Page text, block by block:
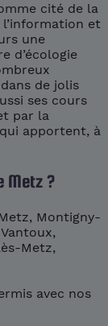
cité de la
et
une
d’écologie
de jolis
ses cours
par la
apportent, à
Metz ?
Montigny-
Metz,
avec nos